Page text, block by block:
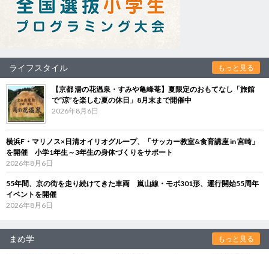
ライフスタイル もっと見る
【京都 湯の花温泉・すみや亀峰菴】夏限定のおもてなし「旅館
で“涼”を楽しむ夏の休日」8月末まで開催中
2026年8月6日
横浜F・マリノス×日清オイリオグループ、「サッカー教室&食育講座 in 宮崎」
を開催 小学1年生～3年生の身体づくりをサポート
2026年8月6日
55年間、京の街を走り続けてきた車両 嵐山線・モボ301形、運行開始55周年
イベントを開催
2026年8月6日
まめ学 もっと見る